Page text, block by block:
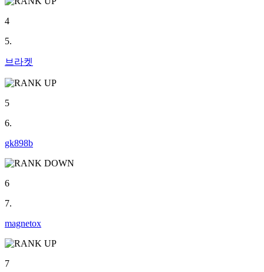
4
5.
브라켓
5
6.
gk898b
6
7.
magnetox
7